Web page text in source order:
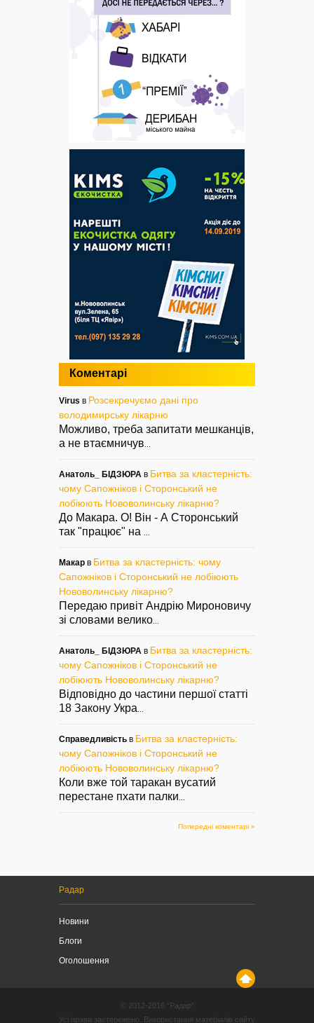
Коментарі
Virus в Розсекречуємо дані про
володимирську лікарню
Можливо, треба запитати мешканців,
а не втаємничув
Анатоль_ БІДЗЮРА в Битва за кластерність:
чому Сапожніков і Сторонський не
лобіюють Нововолинську лікарню?
До Макара. О! Він - А Сторонський
так "працює" на
Макар в Битва за кластерність: чому
Сапожніков і Сторонський не лобіюють
Нововолинську лікарню?
Передаю привіт Андрію Мироновичу
зі словами велико
Анатоль_ БІДЗЮРА в Битва за кластерність:
чому Сапожніков і Сторонський не
лобіюють Нововолинську лікарню?
Відповідно до частини першої статті
18 Закону Укра
Справедливість в Битва за кластерність:
чому Сапожніков і Сторонський не
лобіюють Нововолинську лікарню?
Коли вже той таракан вусатий
перестане пхати палки
Попередні коментарі »
Радар
Новини
Блоги
Оголошення
© 2012-2016 “Радар”
Усі права застережено. Використання матеріалів сайту